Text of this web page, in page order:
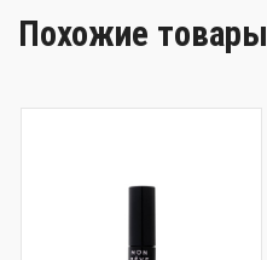
Похожие товары